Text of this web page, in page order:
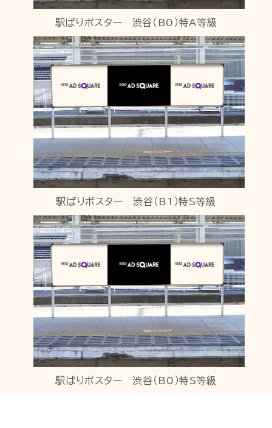
駅ばりポスター 渋谷（B0）特A等級
駅ばりポスター 渋谷（B1）特S等級
駅ばりポスター 渋谷（B0）特S等級